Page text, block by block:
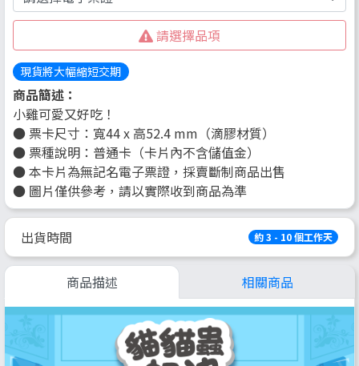
請選擇品項
現貨將大幅縮短交期
商品簡述：
小雞可愛又好吃！
● 票卡尺寸：寬44 x 高52.4 mm（滴膠材質）
● 票種說明：普通卡（卡片內不含儲值金）
● 本卡片為無記名電子票證，採賣斷制商品出售
● 圖片僅供參考，請以實際收到商品為準
出貨時間 約 3 - 10 個工作天
商品描述 相關商品